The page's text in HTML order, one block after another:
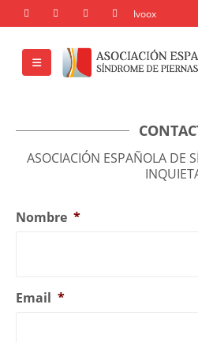
ASOCIACIÓN ESPAÑOLA DE
Nombre *
Email *